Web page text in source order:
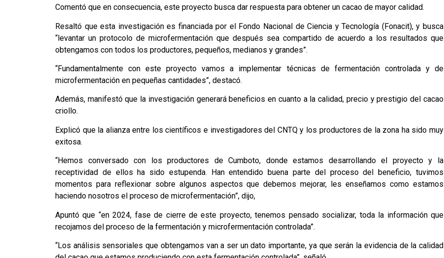
Comentó que en consecuencia, este proyecto busca dar respuesta para obtener un cacao de mayor calidad.
Resaltó que esta investigación es financiada por el Fondo Nacional de Ciencia y Tecnología (Fonacit), y busca
“levantar un protocolo de microfermentación que después sea compartido de acuerdo a los resultados que
obtengamos con todos los productores, pequeños, medianos y grandes”.
“Fundamentalmente con este proyecto vamos a implementar técnicas de fermentación controlada y de
microfermentación en pequeñas cantidades”, destacó.
Además, manifestó que la investigación generará beneficios en cuanto a la calidad, precio y prestigio del cacao
criollo.
Explicó que la alianza entre los científicos e investigadores del CNTQ y los productores de la zona ha sido muy
exitosa.
“Hemos conversado con los productores de Cumboto, donde estamos desarrollando el proyecto y la
receptividad de ellos ha sido estupenda. Han entendido buena parte del proceso del beneficio, tuvimos
momentos para reflexionar sobre algunos aspectos que debemos mejorar, les enseñamos como estamos
haciendo nosotros el proceso de microfermentación”, dijo,
Apuntó que “en 2024, fase de cierre de este proyecto, tenemos pensado socializar, toda la información que
recojamos del proceso de la fermentación y microfermentación controlada”.
“Los análisis sensoriales que obtengamos van a ser un dato importante, ya que serán la evidencia de la calidad